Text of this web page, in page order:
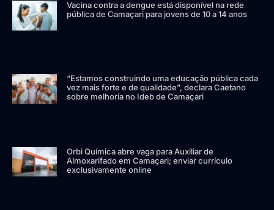
Vacina contra a dengue está disponível na rede
pública de Camaçari para jovens de 10 a 14 anos
“Estamos construindo uma educação pública cada
vez mais forte e de qualidade”, declara Caetano
sobre melhoria no Ideb de Camaçari
Orbi Química abre vaga para Auxiliar de
Almoxarifado em Camaçari; enviar currículo
exclusivamente online